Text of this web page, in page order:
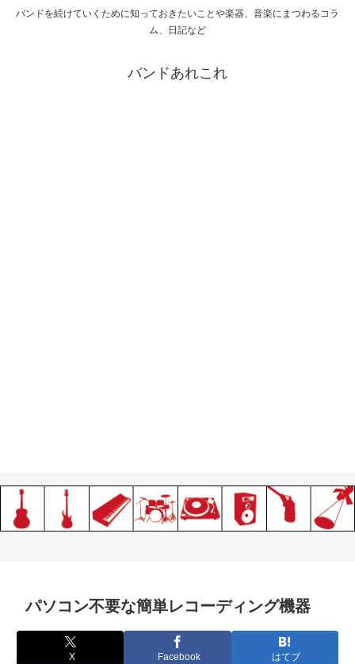
バンドを続けていくために知っておきたいことや楽器、音楽にまつわるコラ
ム、日記など
バンドあれこれ
パソコン不要な簡単レコーディング機器
X Facebook はてブ